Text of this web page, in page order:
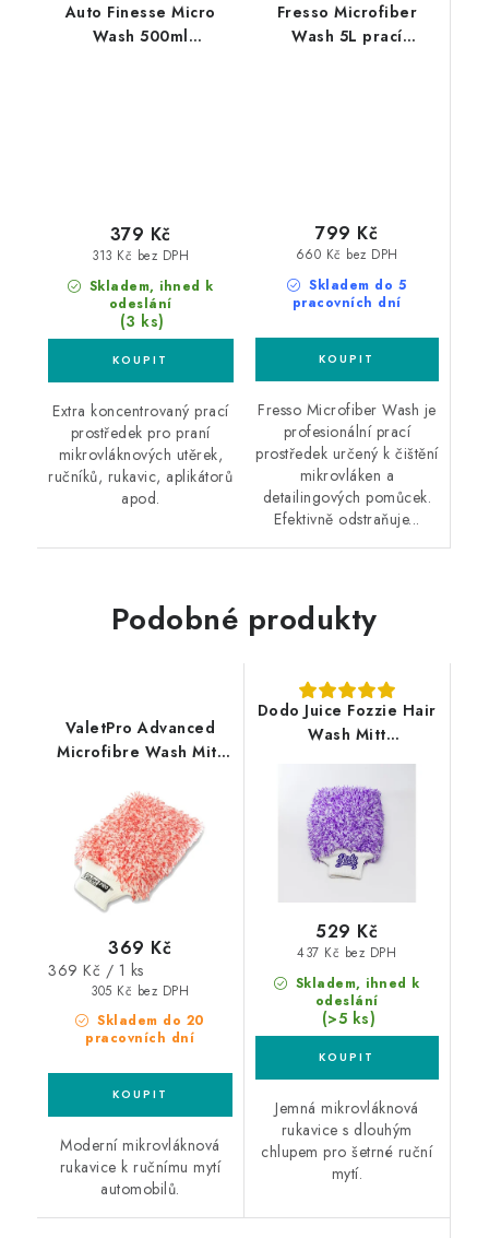
Auto Finesse Micro
Wash 500ml
Skladem, ihned k
odeslání
(3 ks)
313 Kč bez DPH
379 Kč
Extra koncentrovaný prací
prostředek pro praní
mikrovláknových utěrek,
ručníků, rukavic, aplikátorů
apod.
Fresso Microfiber
Wash 5L prací
Skladem do 5
pracovních dní
660 Kč bez DPH
799 Kč
Fresso Microfiber Wash je
profesionální prací
prostředek určený k čištění
mikrovláken a
detailingových pomůcek.
Efektivně odstraňuje...
Podobné produkty
ValetPro Advanced
Microfibre Wash Mitt
Skladem do 20
pracovních dní
305 Kč bez DPH
369 Kč
Měrná
369 Kč / 1 ks
Moderní mikrovláknová
rukavice k ručnímu mytí
automobilů.
Dodo Juice Fozzie Hair
Wash Mitt
mikrovláknová
rukavice
Skladem, ihned k
odeslání
(>5 ks)
437 Kč bez DPH
529 Kč
Jemná mikrovláknová
rukavice s dlouhým
chlupem pro šetrné ruční
mytí.